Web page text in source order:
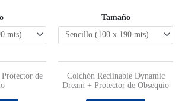
de
Tamaño
Colchón Reclinable Dynamic
Dream + Protector de Obsequio